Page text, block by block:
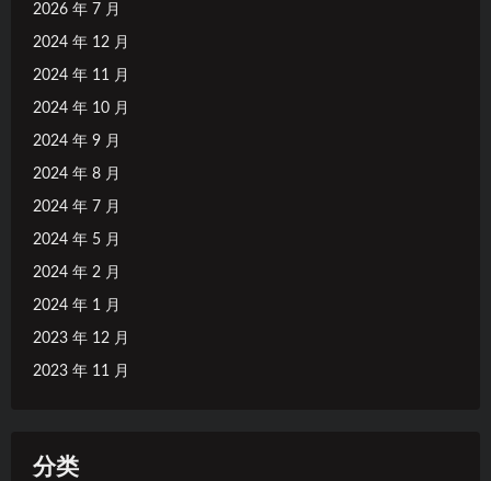
2026 年 7 月
2024 年 12 月
2024 年 11 月
2024 年 10 月
2024 年 9 月
2024 年 8 月
2024 年 7 月
2024 年 5 月
2024 年 2 月
2024 年 1 月
2023 年 12 月
2023 年 11 月
分类